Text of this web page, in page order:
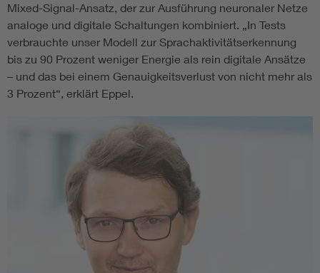
Mixed-Signal-Ansatz, der zur Ausführung neuronaler Netze
analoge und digitale Schaltungen kombiniert. „In Tests
verbrauchte unser Modell zur Sprachaktivitätserkennung
bis zu 90 Prozent weniger Energie als rein digitale Ansätze
– und das bei einem Genauigkeitsverlust von nicht mehr als
3 Prozent“, erklärt Eppel.